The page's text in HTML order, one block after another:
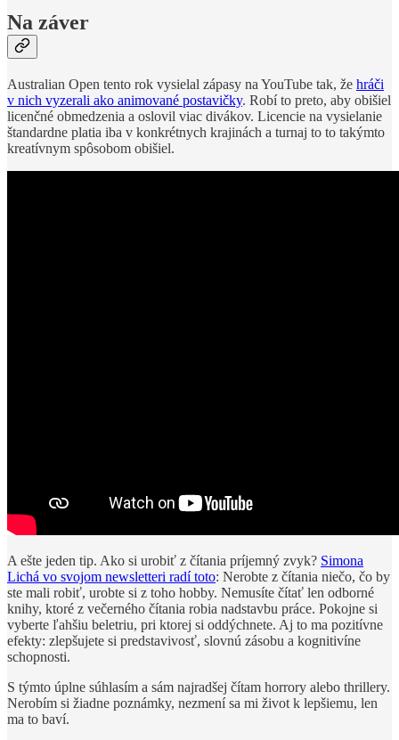
Na záver
Australian Open tento rok vysielal zápasy na YouTube tak, že hráči
v nich vyzerali ako animované postavičky. Robí to preto, aby obišiel
licenčné obmedzenia a oslovil viac divákov. Licencie na vysielanie
štandardne platia iba v konkrétnych krajinách a turnaj to to takýmto
kreatívnym spôsobom obišiel.
A ešte jeden tip. Ako si urobiť z čítania príjemný zvyk? Simona
Lichá vo svojom newsletteri radí toto: Nerobte z čítania niečo, čo by
ste mali robiť, urobte si z toho hobby. Nemusíte čítať len odborné
knihy, ktoré z večerného čítania robia nadstavbu práce. Pokojne si
vyberte ľahšiu beletriu, pri ktorej si oddýchnete. Aj to ma pozitívne
efekty: zlepšujete si predstavivosť, slovnú zásobu a kognitivíne
schopnosti.
S týmto úplne súhlasím a sám najradšej čítam horrory alebo thrillery.
Nerobím si žiadne poznámky, nezmení sa mi život k lepšiemu, len
ma to baví.